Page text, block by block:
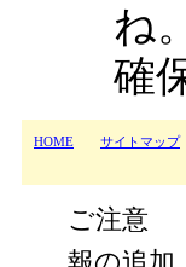
ね
確
HOME サイトマップ
ご注意